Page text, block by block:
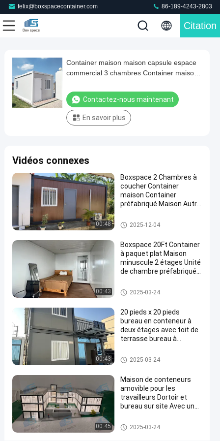
felix@boxspacecontainer.com 86-189-4243-2803
Citation
Play
Video
Container
maison
maison
capsule
chambres
Container
maison
avec
cuisine
et
salon
Cabine
mobile
Maison
détachable
de
conteneur
2024-
07-12
881
de vue
Contactez-
nous
maintenant
Partager
#
Des
maisons
en
conteneurs
mobiles
#
maisons
préfabriquées
de récipient
Container maison maison capsule espace
commercial 3 chambres Container maison
Contactez-nous maintenant
En savoir plus
Vidéos connexes
00:48
Boxspace 2 Chambres à
coucher Container
maison Container
préfabriqué Maison Autre
Immobilier Container
maison de deux étages
Maison détachable de contene
ur
2025-12-04
00:43
Boxspace 20Ft Container
à paquet plat Maison
minuscule 2 étages Unité
de chambre préfabriquée
Maison détachable de contene
ur
2025-03-24
00:43
20 pieds x 20 pieds
bureau en conteneur à
deux étages avec toit de
terrasse bureau à
vacances pour usage
personnel
Maison détachable de contene
ur
2025-03-24
00:45
Maison de conteneurs
amovible pour les
travailleurs Dortoir et
bureau sur site Avec une
flexible et une installation
facile
Maison détachable de contene
ur
2025-03-24